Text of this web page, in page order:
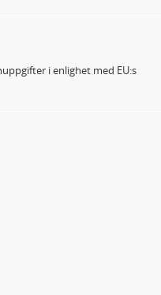
i enlighet med EU:s